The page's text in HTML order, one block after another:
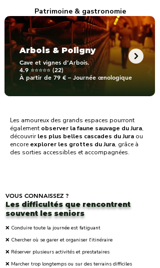
Patrimoine & gastronomie
Arbois & Poligny
Cave et vignes d’Arbois.
4.9 ⭐⭐⭐⭐⭐ (22)
À partir de 79 € – Journée œnologique
Les amoureux des grands espaces pourront
également observer la faune sauvage du Jura,
découvrirles plus belles cascades du Jura ou
encore explorer les grottes du Jura, grâce à
des sorties accessibles et accompagnées.
VOUS CONNAISSEZ ?
Les difficultés que rencontrent
souvent les seniors
❌ Conduire toute la journée est fatiguant
❌ Chercher où se garer et organiser l'itinéraire
❌ Réserver plusieurs activités et prestataires
❌ Marcher trop longtemps ou sur des terrains difficiles